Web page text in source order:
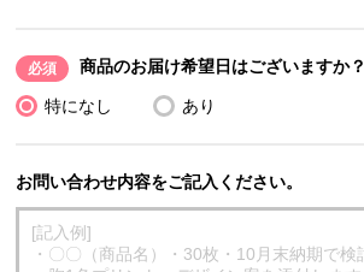
必須 商品のお届け希望日はございますか？
特になし あり
お問い合わせ内容をご記入ください。